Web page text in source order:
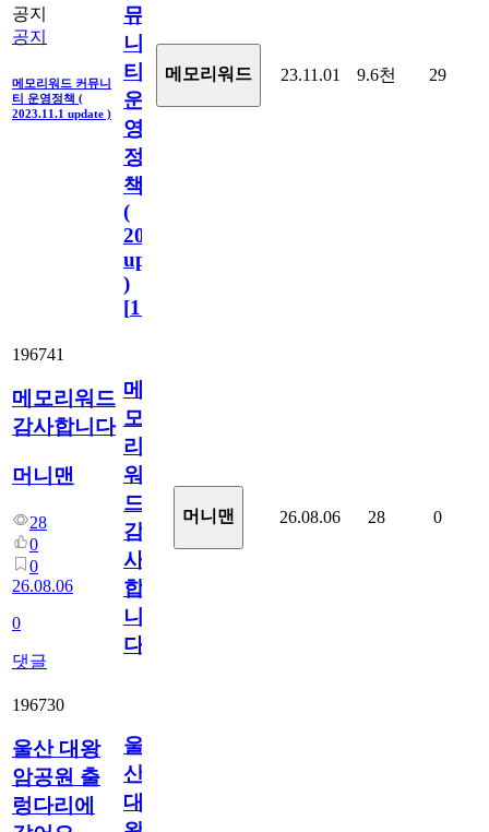
공지
공지
메모리워드 커뮤니
티 운영정책 (
2023.11.1 update )
뮤
니
티
운
영
정
책
(
2023.11.1
update
)
[110
메모리워드 23.11.01 9.6천 29
196741
메모리워드
감사합니다
머니맨
28
0
0
26.08.06
0
댓글
메
모
리
워
드
감
사
합
니
다
머니맨 26.08.06 28 0
196730
울산 대왕
암공원 출
렁다리에
울
산
대